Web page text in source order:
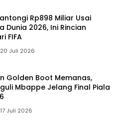
Rp898 Miliar Usai
Dunia 2026, Ini Rincian
FIFA‎
20 Juli 2026
Golden Boot Memanas,
Mbappe Jelang Final Piala
17 Juli 2026